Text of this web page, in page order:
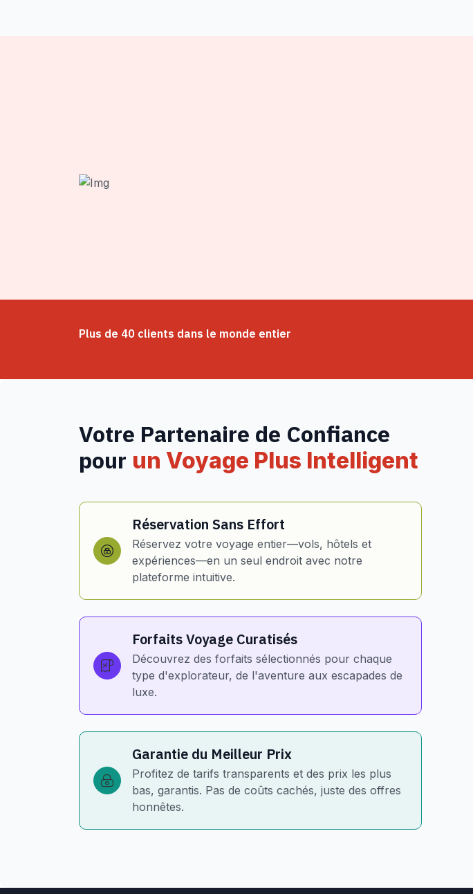
Plus de 40 clients dans le monde entier
Votre Partenaire de Confiance
pour un Voyage Plus Intelligent
Réservation Sans Effort
Réservez votre voyage entier—vols, hôtels et
expériences—en un seul endroit avec notre
plateforme intuitive.
Forfaits Voyage Curatisés
Découvrez des forfaits sélectionnés pour chaque
type d'explorateur, de l'aventure aux escapades de
luxe.
Garantie du Meilleur Prix
Profitez de tarifs transparents et des prix les plus
bas, garantis. Pas de coûts cachés, juste des offres
honnêtes.